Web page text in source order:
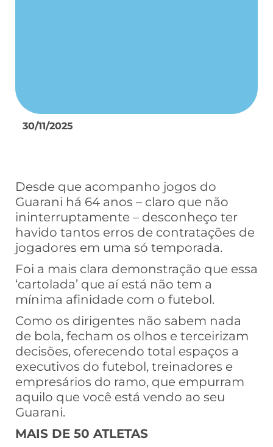
30/11/2025
Desde que acompanho jogos do
Guarani há 64 anos – claro que não
ininterruptamente – desconheço ter
havido tantos erros de contratações de
jogadores em uma só temporada.
Foi a mais clara demonstração que essa
‘cartolada’ que aí está não tem a
mínima afinidade com o futebol.
Como os dirigentes não sabem nada
de bola, fecham os olhos e terceirizam
decisões, oferecendo total espaços a
executivos do futebol, treinadores e
empresários do ramo, que empurram
aquilo que você está vendo ao seu
Guarani.
MAIS DE 50 ATLETAS